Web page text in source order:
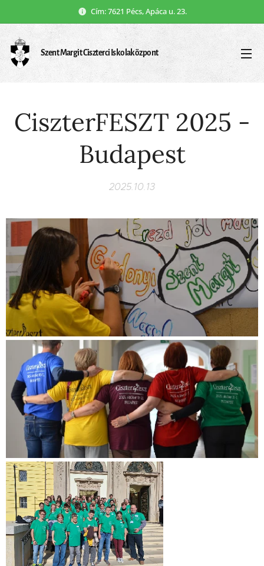
Cím: 7621 Pécs, Apáca u. 23.
Szent Margit Ciszterci Iskolaközpont
CiszterFESZT 2025 -
Budapest
2025.10.13